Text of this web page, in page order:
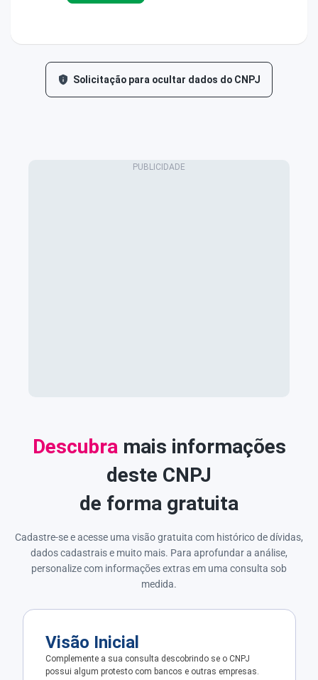
Solicitação para ocultar dados do CNPJ
Descubramais informações
deste CNPJ
de forma gratuita
Cadastre-se e acesse uma visão gratuita com histórico de dívidas,
dados cadastrais e muito mais. Para aprofundar a análise,
personalize com informações extras em uma consulta sob
medida.
Visão Inicial
Complemente a sua consulta descobrindo se o CNPJ
possui algum protesto com bancos e outras empresas.